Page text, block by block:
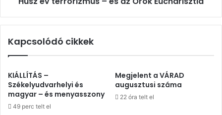
Kapcsolódó cikkek
KIÁLLÍTÁS –
Székelyudvarhelyi és
magyar – és menyasszony
49 perc telt el
Megjelent a VÁRAD
augusztusi száma
22 óra telt el